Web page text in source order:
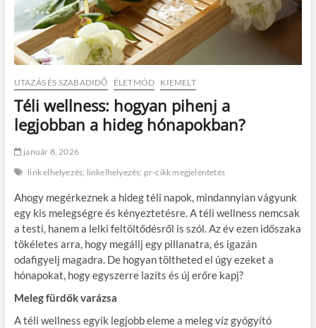
UTAZÁS ÉS SZABADIDŐ ÉLETMÓD KIEMELT
Téli wellness: hogyan pihenj a
legjobban a hideg hónapokban?
január 8, 2026
link elhelyezés; linkelhelyezés; pr-cikk megjelentetés
Ahogy megérkeznek a hideg téli napok, mindannyian vágyunk
egy kis melegségre és kényeztetésre. A téli wellness nemcsak
a testi, hanem a lelki feltöltődésről is szól. Az év ezen időszaka
tökéletes arra, hogy megállj egy pillanatra, és igazán
odafigyelj magadra. De hogyan töltheted el úgy ezeket a
hónapokat, hogy egyszerre lazíts és új erőre kapj?
Meleg fürdők varázsa
A téli wellness egyik legjobb eleme a meleg víz gyógyító